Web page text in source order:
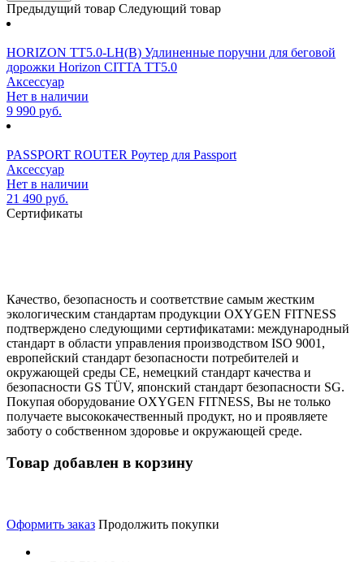
Предыдущий товар Следующий товар
HORIZON TT5.0-LH(B) Удлиненные поручни для беговой
дорожки Horizon CITTA TT5.0
Аксессуар
Нет в наличии
9 990 руб.
PASSPORT ROUTER Роутер для Passport
Аксессуар
Нет в наличии
21 490 руб.
Сертификаты
Качество, безопасность и соответствие самым жестким
экологическим стандартам продукции OXYGEN FITNESS
подтверждено следующими сертификатами: международный
стандарт в области управления производством ISO 9001,
европейский стандарт безопасности потребителей и
окружающей среды CE, немецкий стандарт качества и
безопасности GS TÜV, японский стандарт безопасности SG.
Покупая оборудование OXYGEN FITNESS, Вы не только
получаете высококачественный продукт, но и проявляете
заботу о собственном здоровье и окружающей среде.
Товар добавлен в корзину
Оформить заказ Продолжить покупки